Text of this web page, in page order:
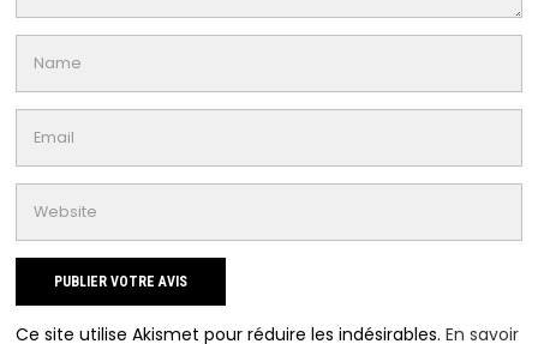
Ce site utilise Akismet pour réduire les indésirables.En savoir